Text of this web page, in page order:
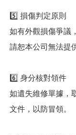
5️⃣ 損傷判定原則
如有外觀損傷爭議
請恕本公司無法提
6️⃣ 身分核對領件
如遺失維修單據，
文件，以防冒領。